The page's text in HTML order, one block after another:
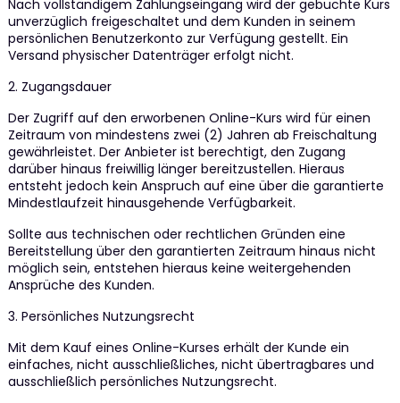
Nach vollständigem Zahlungseingang wird der gebuchte Kurs
unverzüglich freigeschaltet und dem Kunden in seinem
persönlichen Benutzerkonto zur Verfügung gestellt. Ein
Versand physischer Datenträger erfolgt nicht.
2. Zugangsdauer
Der Zugriff auf den erworbenen Online-Kurs wird für einen
Zeitraum von mindestens zwei (2) Jahren ab Freischaltung
gewährleistet. Der Anbieter ist berechtigt, den Zugang
darüber hinaus freiwillig länger bereitzustellen. Hieraus
entsteht jedoch kein Anspruch auf eine über die garantierte
Mindestlaufzeit hinausgehende Verfügbarkeit.
Sollte aus technischen oder rechtlichen Gründen eine
Bereitstellung über den garantierten Zeitraum hinaus nicht
möglich sein, entstehen hieraus keine weitergehenden
Ansprüche des Kunden.
3. Persönliches Nutzungsrecht
Mit dem Kauf eines Online-Kurses erhält der Kunde ein
einfaches, nicht ausschließliches, nicht übertragbares und
ausschließlich persönliches Nutzungsrecht.